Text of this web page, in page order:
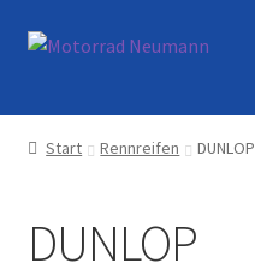
Zur
Zum
Startseite
Veranstaltungen
Start Rennreifen DUNLOP
DUNLOP